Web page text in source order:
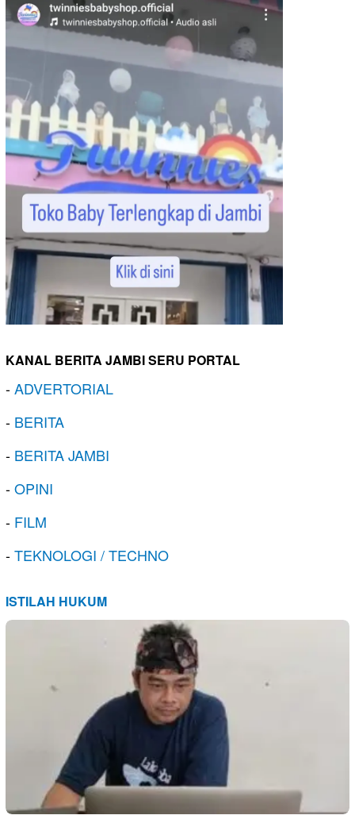
KANAL BERITA JAMBI SERU PORTAL
-ADVERTORIAL
- BERITA
- BERITA JAMBI
-OPINI
- FILM
-TEKNOLOGI / TECHNO
ISTILAH HUKUM